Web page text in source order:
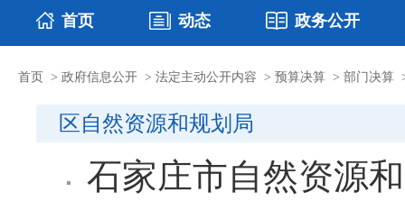
首页 动态
国务要闻 鹿泉要闻 图片新闻
政务公开
本区文件 财政预决算
首页 > 政府信息公开 > 法定主动公开内容 > 预算决算 > 部门决算
区自然资源和规划局
石家庄市自然资源